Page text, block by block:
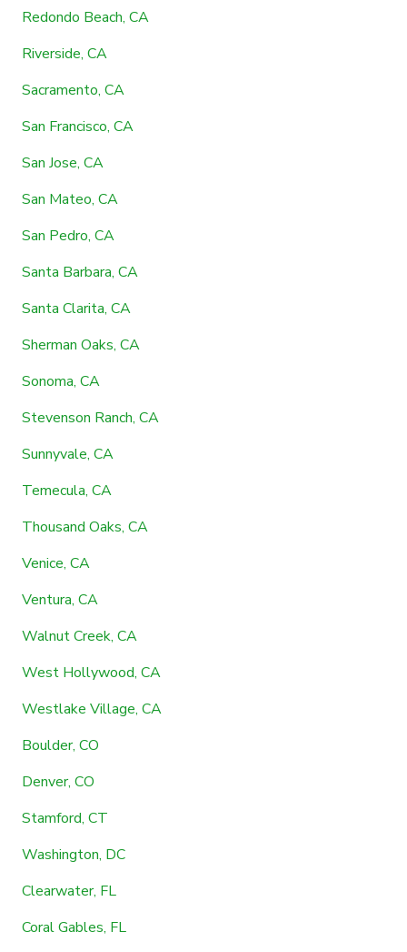
Redondo Beach, CA
Riverside, CA
Sacramento, CA
San Francisco, CA
San Jose, CA
San Mateo, CA
San Pedro, CA
Santa Barbara, CA
Santa Clarita, CA
Sherman Oaks, CA
Sonoma, CA
Stevenson Ranch, CA
Sunnyvale, CA
Temecula, CA
Thousand Oaks, CA
Venice, CA
Ventura, CA
Walnut Creek, CA
West Hollywood, CA
Westlake Village, CA
Boulder, CO
Denver, CO
Stamford, CT
Washington, DC
Clearwater, FL
Coral Gables, FL